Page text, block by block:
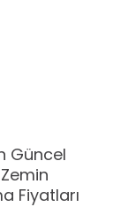
Güncel
Fiyatları